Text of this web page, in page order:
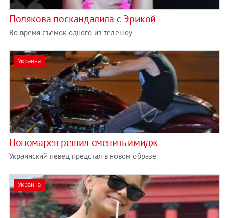
Полякова поскандалила с Эрикой
Во время съемок одного из телешоу
Украина
Пономарев решил сменить имидж
Украинский певец предстал в новом образе
Украина